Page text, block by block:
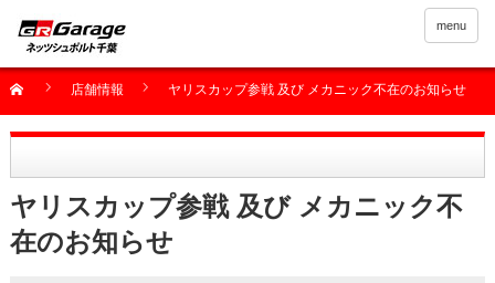
menu
店舗情報 ヤリスカップ参戦 及び メカニック不在のお知らせ
ヤリスカップ参戦 及び メカニック不
在のお知らせ